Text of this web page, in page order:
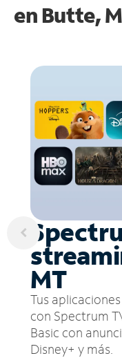
en Butte,
MT
Tus
con Spectrum
Basic con
Disney+ y más.